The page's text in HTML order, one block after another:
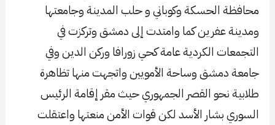
محافظة الحسكة وكوباني و حلب المدينة وجامعتها
ومدينة عفرين كما وامتدت إلى دمشق وتركزت في
التجمعات الكردية عامة كحي زورافا وركن الدين وفي
جامعة دمشق وساحة الأمويين واتجهت منها تظاهرة
طلابية نحو القصر الجمهوري حيث مقر إقامة الرئيس
السوري بشار الأسد لكن قوات الأمن منعتها واعتقلت